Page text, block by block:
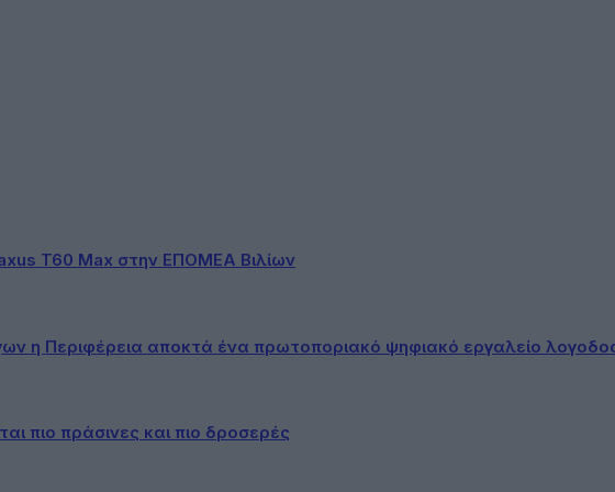
T60 Max στην ΕΠΟΜΕΑ Βιλίων
η Περιφέρεια αποκτά ένα πρωτοποριακό ψηφιακό εργαλείο
πιο πράσινες και πιο δροσερές